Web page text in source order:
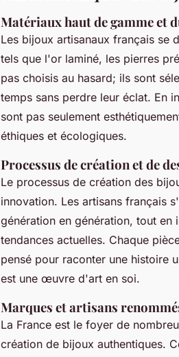
Matériaux haut de gamme et
Les bijoux artisanaux français se
tels que l'or laminé, les pierres
pas choisis au hasard; ils sont
temps sans perdre leur éclat. En
sont pas seulement
éthiques et écologiques.
Processus de création et de
Le processus de création des
innovation. Les artisans français
génération en génération, tout
tendances actuelles. Chaque
pensé pour raconter une histoire
est une œuvre d'art en soi.
Marques et artisans
La France est le foyer de
création de bijoux authentiques.